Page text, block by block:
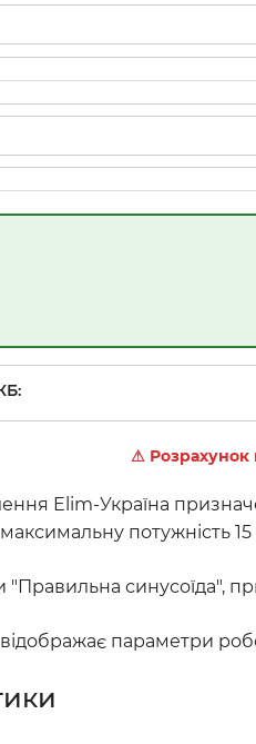
⚠ Розрахунок
Elim-Україна
максимальну
"Правильна синусоїда",
параметри